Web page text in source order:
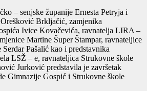
– senjske županije Ernesta Petryja i
Orešković Brkljačić, zamjenika
Ivice Kovačevića, ravnatelja LIRA –
Martine Šuper Štampar, ravnateljice
Pašalić kao i predstavnika
LSŽ – e, ravnateljica Strukovne škole
Jurković predstavila je završetak
Gimnazije Gospić i Strukovne škole